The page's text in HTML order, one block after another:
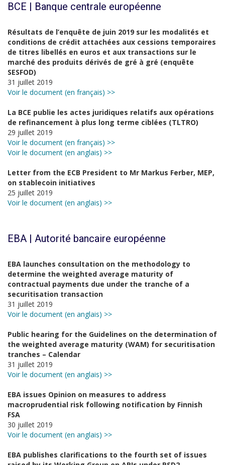
BCE | Banque centrale européenne
Résultats de l’enquête de juin 2019 sur les modalités et
conditions de crédit attachées aux cessions temporaires
de titres libellés en euros et aux transactions sur le
marché des produits dérivés de gré à gré (enquête
SESFOD)
31 juillet 2019
Voir le document (en français) >>
La BCE publie les actes juridiques relatifs aux opérations
de refinancement à plus long terme ciblées (TLTRO)
29 juillet 2019
Voir le document (en français) >>
Voir le document (en anglais) >>
Letter from the ECB President to Mr Markus Ferber, MEP,
on stablecoin initiatives
25 juillet 2019
Voir le document (en anglais) >>
EBA | Autorité bancaire européenne
EBA launches consultation on the methodology to
determine the weighted average maturity of
contractual payments due under the tranche of a
securitisation transaction
31 juillet 2019
Voir le document (en anglais) >>
Public hearing for the Guidelines on the determination of
the weighted average maturity (WAM) ‎for securitisation
tranches – Calendar
31 juillet 2019
Voir le document (en anglais) >>
EBA issues Opinion on measures to address
macroprudential risk following notification by Finnish
FSA
30 juillet 2019
Voir le document (en anglais) >>
EBA publishes clarifications to the fourth set of issues